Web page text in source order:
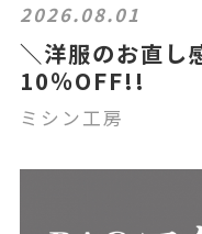
2026.08.01
＼洋服のお直し
10％OFF!!
ミシン工房